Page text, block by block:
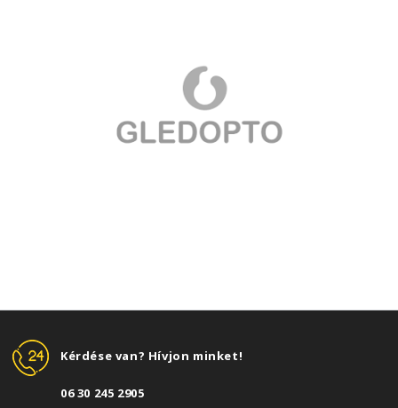
Kérdése van? Hívjon minket!
06 30 245 2905